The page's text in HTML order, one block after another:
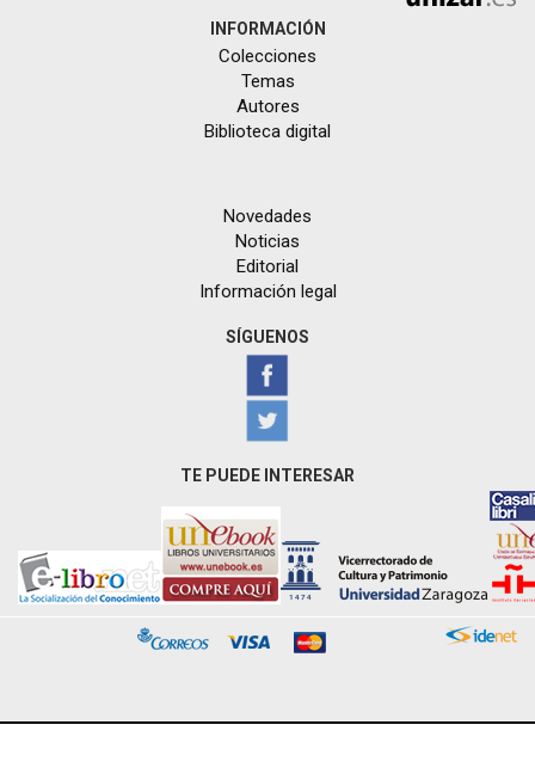
INFORMACIÓN
Colecciones
Temas
Autores
Biblioteca digital
Novedades
Noticias
Editorial
Información legal
SÍGUENOS
TE PUEDE INTERESAR